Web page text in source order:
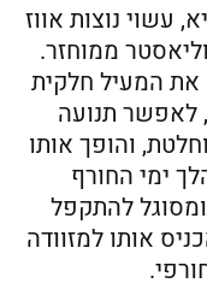
עשוי נוצות אווז
ממוחזר.
את המעיל חלקית
לאפשר תנועה
והופך אותו
ימי החורף
להתקפל
אותו למזוודה